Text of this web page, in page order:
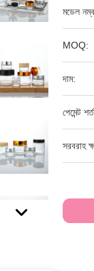
মডেল
MOQ:
দাম:
পেমেন্ট
সরবরাহ